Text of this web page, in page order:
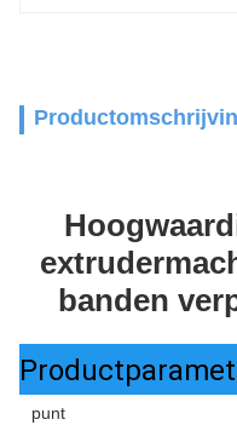
banden
punt